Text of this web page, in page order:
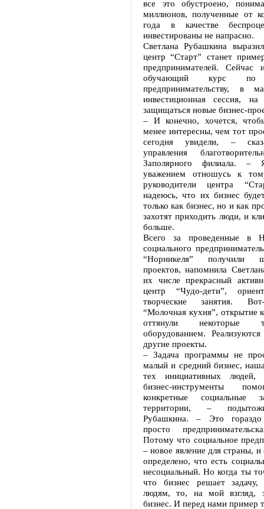
все это обустроено,
миллионов, полученные от
года в качестве
инвестированы не напрасно.
Светлана Рубашкина
центр “Старт” станет
предпринимателей. Сейчас
обучающий курс по
предпринимательству, в
инвестиционная сессия,
защищаться новые бизнес-
– И конечно, хочется,
менее интересны, чем тот
сегодня увидели, –
управления
Заполярного филиала.
уважением отношусь к
руководители центра
надеюсь, что их бизнес
только как бизнес, но и как
захотят приходить люди, и
больше.
Всего за проведенные в
социального
“Норникеля” получили
проектов, напомнила
их числе прекрасный
центр “Чудо-дети”,
творческие занятия.
“Молочная кухня”, открытие
оттянули некоторые
оборудованием.
другие проекты.
– Задача программы не
малый и средний бизнес,
тех инициативных людей,
бизнес-инструменты
конкретные социальные
территории, –
Рубашкина. – Это
просто
Потому что социальное
– новое явление для страны,
определено, что есть
несоциальный. Но когда ты
что бизнес решает задачу,
людям, то, на мой взгляд,
бизнес. И перед нами пример